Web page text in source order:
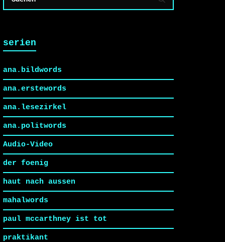
serien
ana.bildwords
ana.erstewords
ana.lesezirkel
ana.politwords
Audio-Video
der foenig
haut nach aussen
mahalwords
paul mccarthney ist tot
praktikant